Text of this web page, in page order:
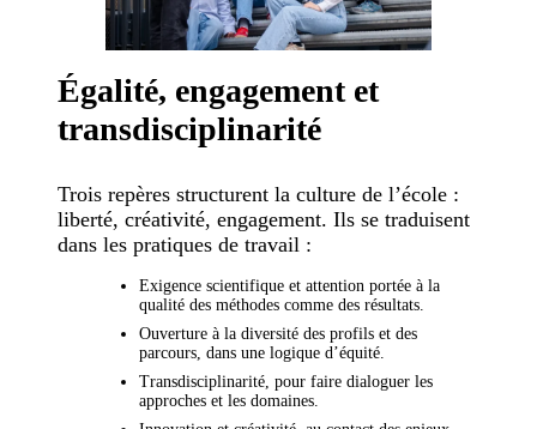
Égalité, engagement et
transdisciplinarité
Trois repères structurent la culture de l’école :
liberté, créativité, engagement. Ils se traduisent
dans les pratiques de travail :
Exigence scientifique et attention portée à la
qualité des méthodes comme des résultats.
Ouverture à la diversité des profils et des
parcours, dans une logique d’équité.
Transdisciplinarité, pour faire dialoguer les
approches et les domaines.